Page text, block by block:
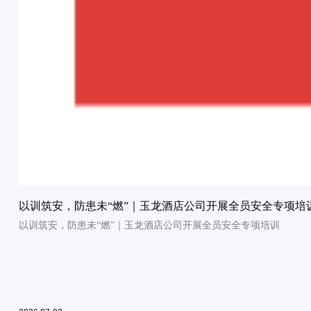
以训筑安，防患未“燃”｜玉龙酒店公司开展全员安全专项培
以训筑安，防患未“燃”｜玉龙酒店公司开展全员安全专项培训